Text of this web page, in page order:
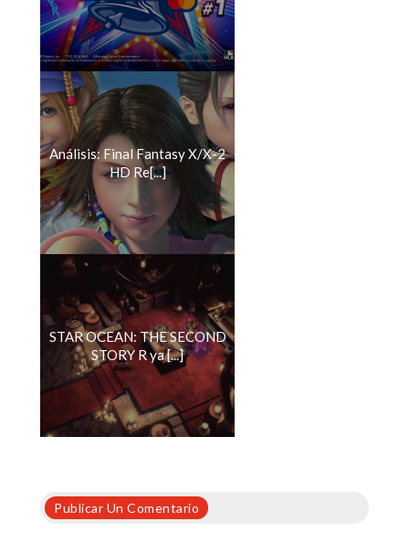
Análisis: Final Fantasy X/X-2
HD Re[...]
STAR OCEAN: THE SECOND
STORY R ya [...]
Publicar Un Comentario